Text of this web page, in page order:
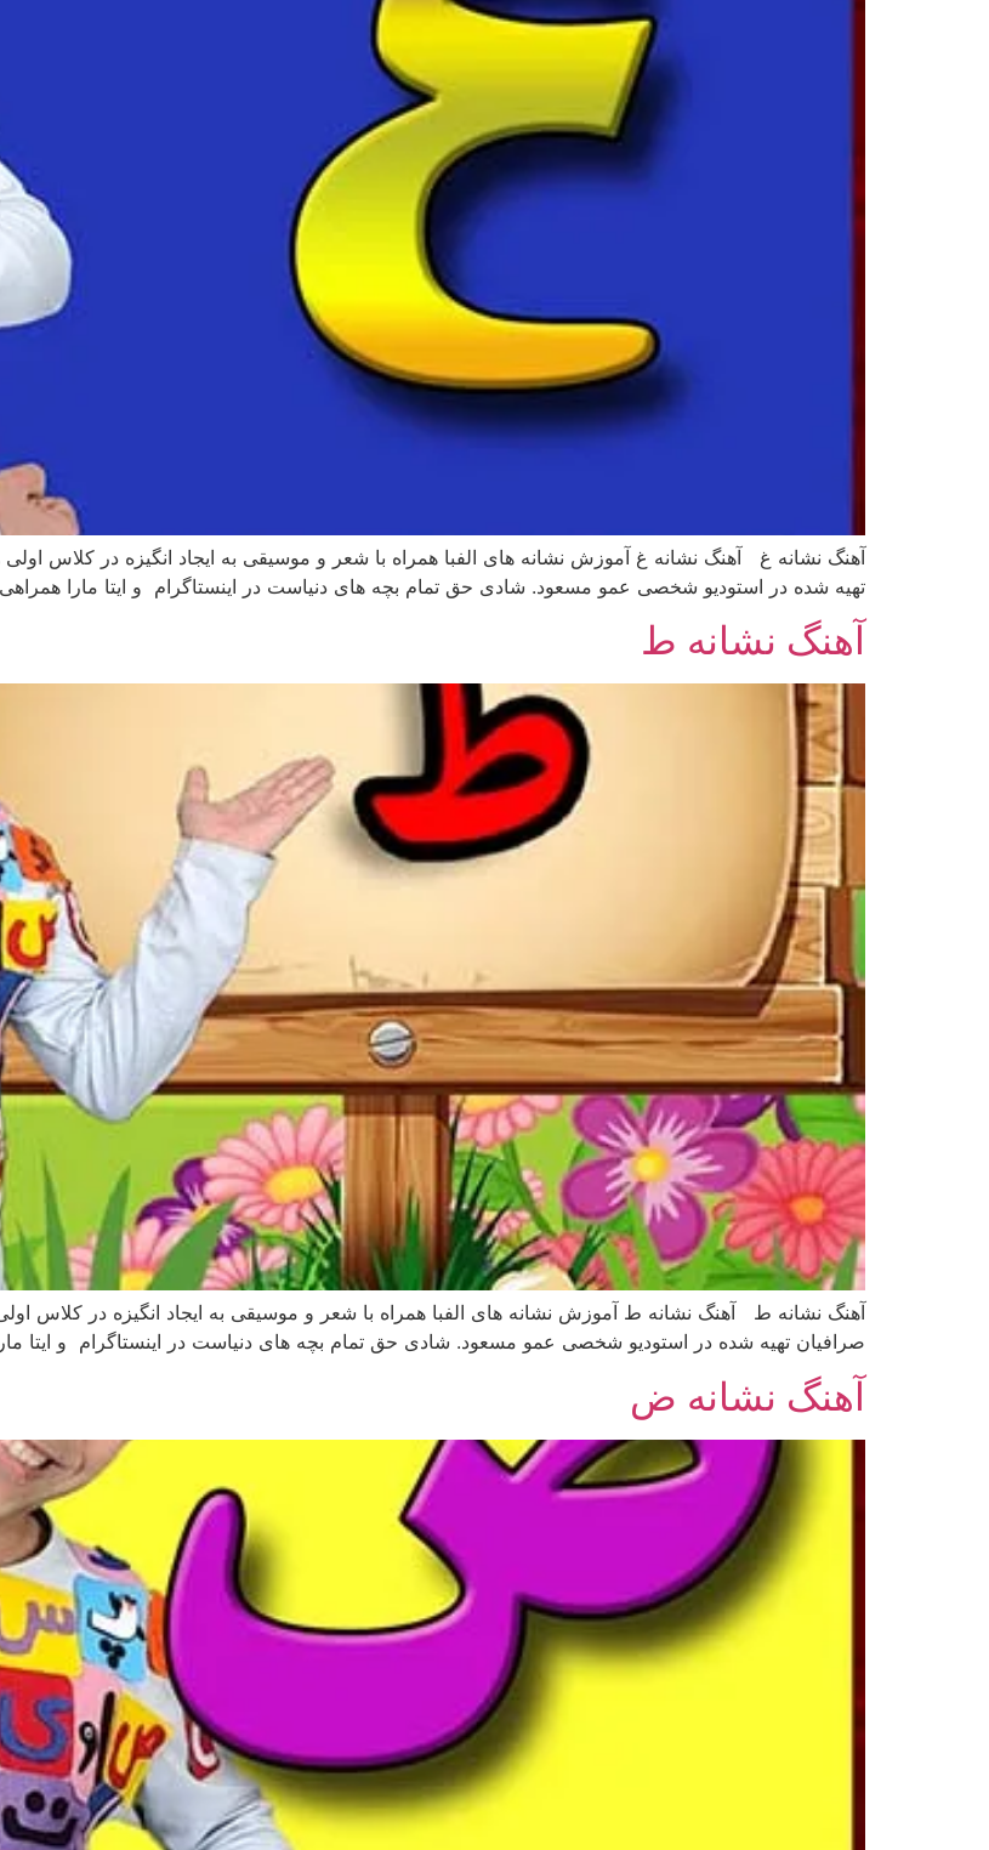
آهنگ نشانه غ آهنگ نشانه غ آموزش نشانه های الفبا همراه با شعر و موسیقی به ایجاد انگیزه در
تهیه شده در استودیو شخصی عمو مسعود. شادی حق تمام بچه های دنیاست در اینستاگرام و ایتا مارا
آهنگ نشانه ط
آهنگ نشانه ط آهنگ نشانه ط آموزش نشانه های الفبا همراه با شعر و موسیقی به ایجاد انگیزه در
صرافیان تهیه شده در استودیو شخصی عمو مسعود. شادی حق تمام بچه های دنیاست در اینستاگرام و ایتا
آهنگ نشانه ض